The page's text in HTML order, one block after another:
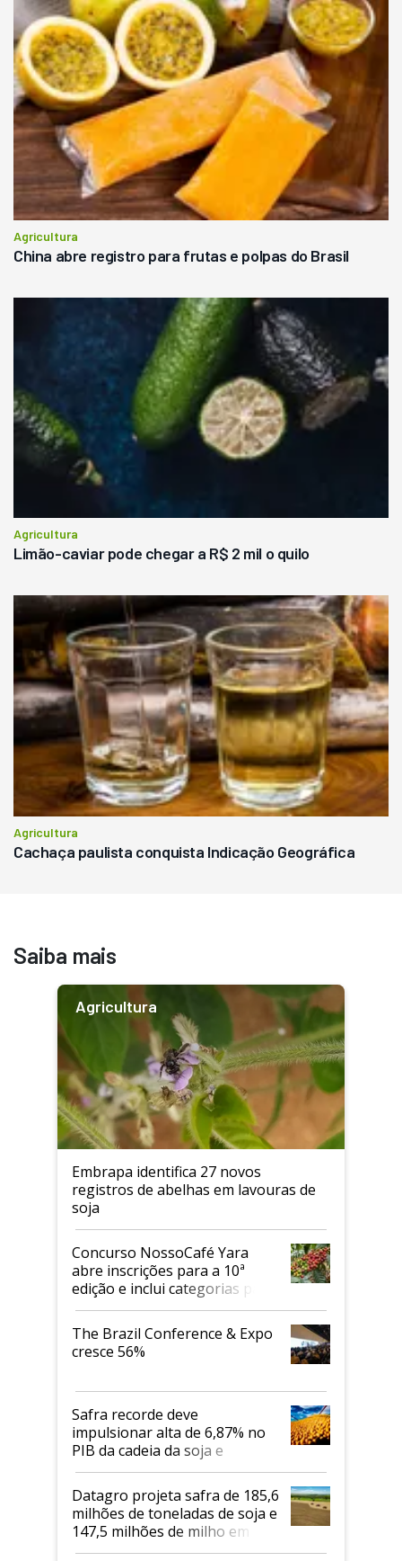
Agricultura
China abre registro para frutas e polpas do Brasil
Agricultura
Limão-caviar pode chegar a R$ 2 mil o quilo
Agricultura
Cachaça paulista conquista Indicação Geográfica
Saiba mais
Agricultura
Embrapa identifica 27 novos
registros de abelhas em lavouras de
soja
Concurso NossoCafé Yara
abre inscrições para a 10ª
edição e inclui categorias para
cafés Canephora
The Brazil Conference & Expo
cresce 56%
Safra recorde deve
impulsionar alta de 6,87% no
PIB da cadeia da soja e
biodiesel em 2026
Datagro projeta safra de 185,6
milhões de toneladas de soja e
147,5 milhões de milho em
2026/27